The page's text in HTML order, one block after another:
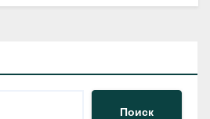
Поиск